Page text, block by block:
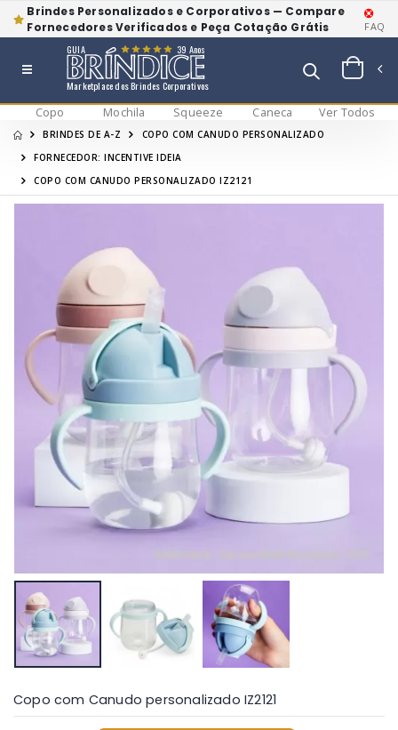
Brindes Personalizados e Corporativos — Compare
Fornecedores Verificados e Peça Cotação Grátis
FAQ
Marketplace dos Brindes Corporativos
GUIA 39 Anos
Copo Mochila Squeeze Caneca Ver Todos
BRINDES DE A-Z
COPO COM CANUDO PERSONALIZADO
FORNECEDOR: INCENTIVE IDEIA
COPO COM CANUDO PERSONALIZADO IZ2121
Copo com Canudo personalizado IZ2121